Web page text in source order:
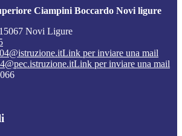
Ciampini Boccardo Novi ligure
Novi Ligure
Link per inviare una mail
Link per inviare una mail